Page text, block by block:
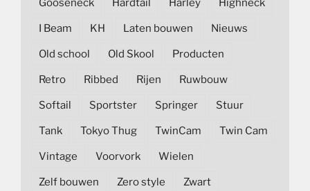
Gooseneck Hardtail Harley Highneck
I Beam KH Laten bouwen Nieuws
Old school Old Skool Producten
Retro Ribbed Rijen Ruwbouw
Softail Sportster Springer Stuur
Tank Tokyo Thug TwinCam Twin Cam
Vintage Voorvork Wielen
Zelf bouwen Zero style Zwart